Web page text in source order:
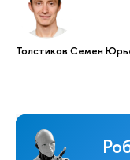
Толстиков Семен